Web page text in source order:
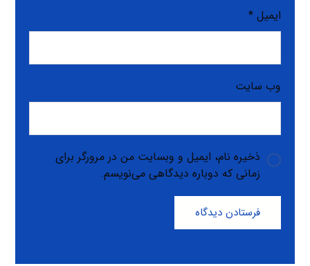
ایمیل*
وب‌ سایت
ذخیره نام، ایمیل و وبسایت من در مرورگر برای
زمانی که دوباره دیدگاهی می‌نویسم.
فرستادن دیدگاه